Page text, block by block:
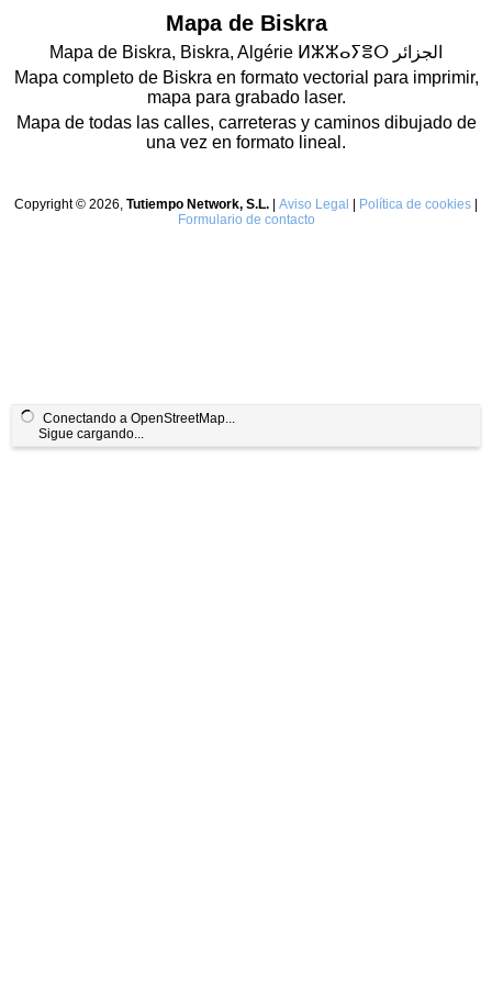
Conectando a OpenStreetMap...
Sigue cargando...
Mapa de Biskra
Mapa de Biskra, Biskra, Algérie ⵍⵣⵣⴰⵢⴻⵔ الجزائر
Mapa completo de Biskra en formato vectorial para imprimir,
mapa para grabado laser.
Mapa de todas las calles, carreteras y caminos dibujado de
una vez en formato lineal.
Copyright © 2026, Tutiempo Network, S.L. Aviso Legal Política de cookies
Formulario de contacto